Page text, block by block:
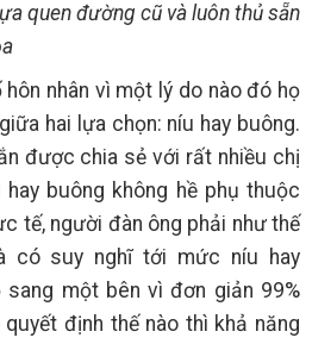
quen đường cũ và luôn thủ sẵn
nhân vì một lý do nào đó họ
hai lựa chọn: níu hay buông.
được chia sẻ với rất nhiều chị
buông không hề phụ thuộc
tế, người đàn ông phải như thế
có suy nghĩ tới mức níu hay
sang một bên vì đơn giản 99%
định thế nào thì khả năng